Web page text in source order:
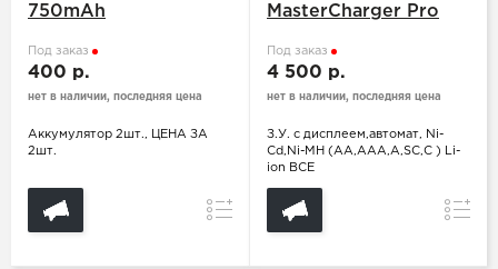
750mAh
Под заказ
400 р.
нет в наличии, последняя цена
Аккумулятор 2шт., ЦЕНА ЗА
2шт.
Сравнение
MasterCharger Pro
Под заказ
4 500 р.
нет в наличии, последняя цена
З.У. с дисплеем,автомат, Ni-
Cd,Ni-MH (AA,AAA,A,SC,C ) Li-
ion ВСЕ